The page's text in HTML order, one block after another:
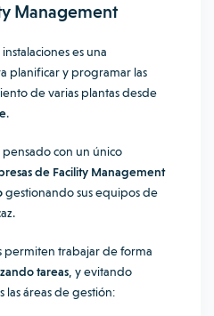
Management
es una
planificar y programar las
de varias plantas desde
.
pensado con un único
de Facility Management
gestionando sus equipos de
permiten trabajar de forma
tareas , y evitando
las áreas de gestión: